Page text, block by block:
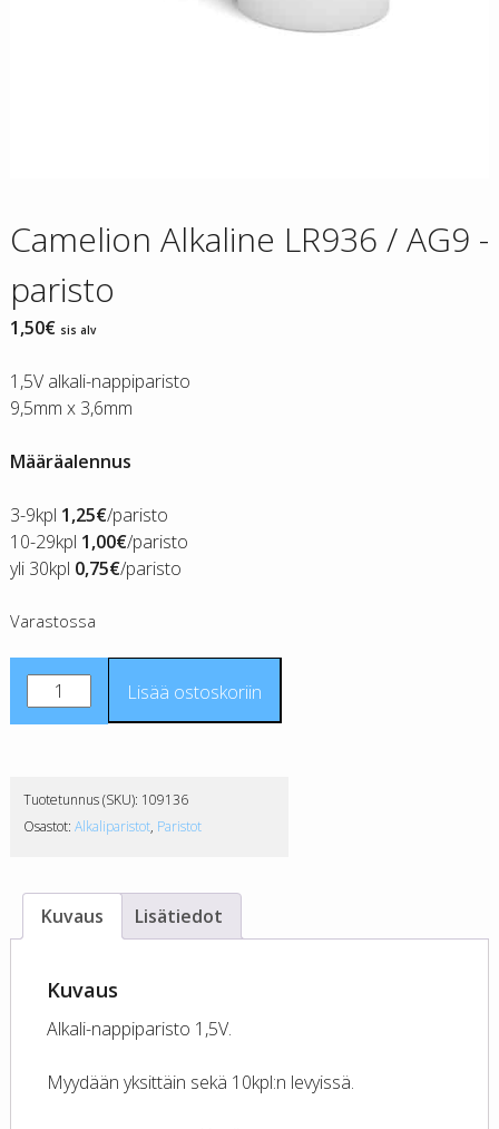
Camelion Alkaline LR936 / AG9 -
paristo
1,50€ sis alv
1,5V alkali-nappiparisto
9,5mm x 3,6mm
Määräalennus
3-9kpl 1,25€/paristo
10-29kpl 1,00€/paristo
yli 30kpl 0,75€/paristo
Varastossa
Camelion
Alkaline
AG9
-
Lisää ostoskoriin
Tuotetunnus (SKU): 109136
Osastot: Alkaliparistot, Paristot
Kuvaus Lisätiedot
Kuvaus
Alkali-nappiparisto 1,5V.
Myydään yksittäin sekä 10kpl:n levyissä.